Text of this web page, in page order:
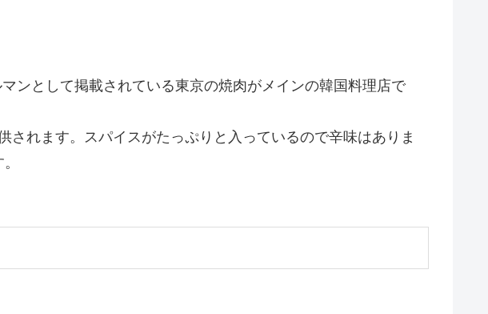
ンとして掲載されている東京の焼肉がメインの韓国料理店で
れます。スパイスがたっぷりと入っているので辛味はありま